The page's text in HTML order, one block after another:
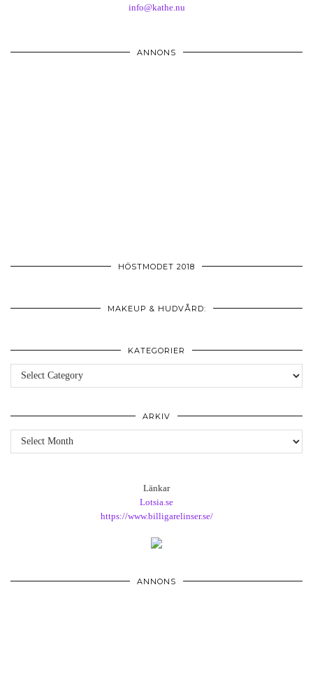
info@kathe.nu
ANNONS
HÖSTMODET 2018
MAKEUP & HUDVÅRD:
KATEGORIER
Kategorier
ARKIV
Arkiv
Länkar
Lotsia.se
https://www.billigarelinser.se/
ANNONS